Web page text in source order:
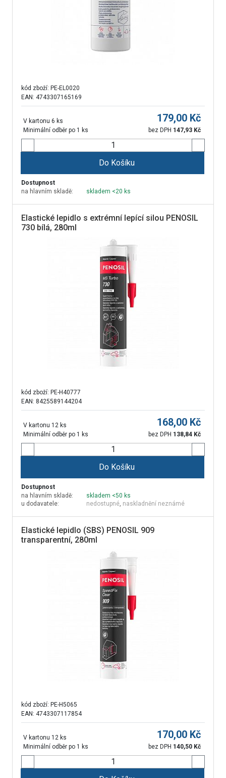
kód zboží: PE-EL0020
EAN: 4743307165169
V kartonu 6 ks
Minimální odběr po 1 ks
179,00 Kč
bez DPH 147,93 Kč
Do Košíku
Dostupnost
na hlavním skladě:
skladem <20 ks
Elastické lepidlo s extrémní lepící silou PENOSIL
730 bílá, 280ml
kód zboží: PE-H40777
EAN: 8425589144204
V kartonu 12 ks
Minimální odběr po 1 ks
168,00 Kč
bez DPH 138,84 Kč
Do Košíku
Dostupnost
na hlavním skladě:
skladem <50 ks
u dodavatele:
nedostupné, naskladnění neznámé
Elastické lepidlo (SBS) PENOSIL 909
transparentní, 280ml
kód zboží: PE-H5065
EAN: 4743307117854
V kartonu 12 ks
Minimální odběr po 1 ks
170,00 Kč
bez DPH 140,50 Kč